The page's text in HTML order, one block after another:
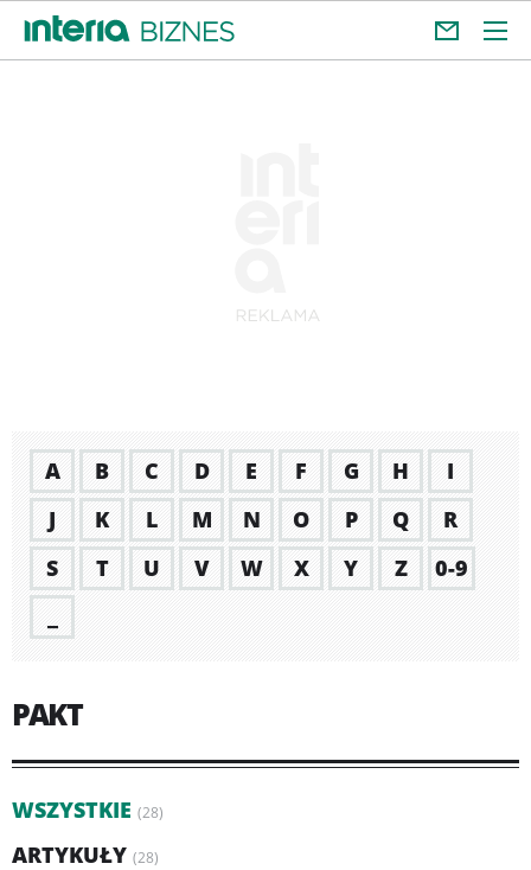
A B C D E F G H
I
J
K L M N O P Q
R
S
T U V W X Y Z
0-9
PAKT
WSZYSTKIE (28)
ARTYKUŁY (28)